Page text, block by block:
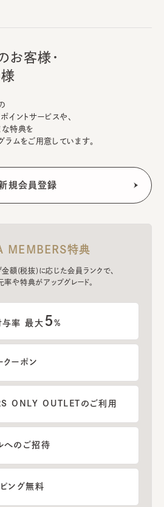
お客様・
イントサービスや、
な特典を
ムをご用意しています。
MEMBERS特典
額(税抜)に応じた会員ランクで、
率や特典がアップグレード。
与率 最大 5%
クーポン
ONLY OUTLETのご利用
へのご招待
ング無料